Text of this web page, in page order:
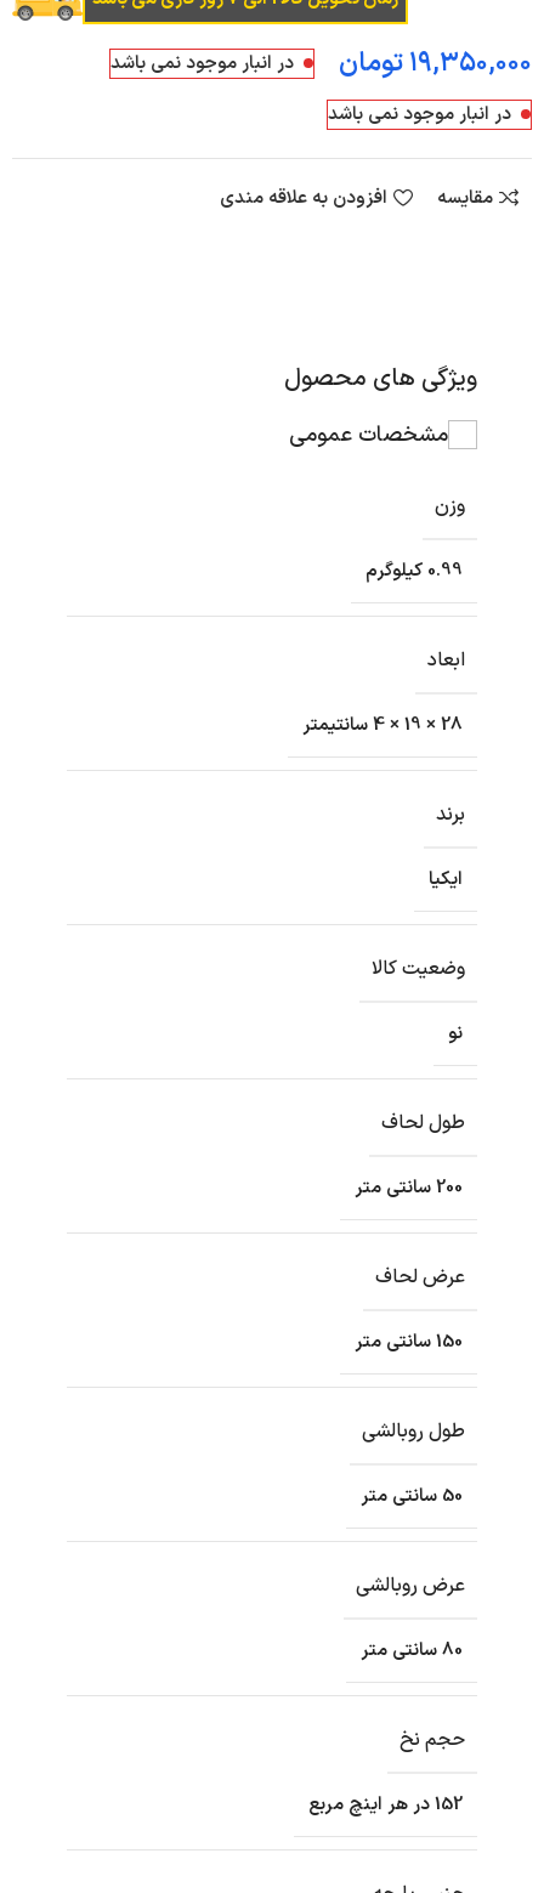
تومان
در انبار موجود نمی باشد
در انبار موجود نمی باشد
مقایسه افزودن به علاقه مندی
ویژگی های محصول
مشخصات عمومی
وزن
0.99 کیلوگرم
ابعاد
28 × 19 × 4 سانتیمتر
برند
ایکیا
وضعیت کالا
نو
طول لحاف
200 سانتی متر
عرض لحاف
150 سانتی متر
طول روبالشی
50 سانتی متر
عرض روبالشی
80 سانتی متر
حجم نخ
152 در هر اینچ مربع